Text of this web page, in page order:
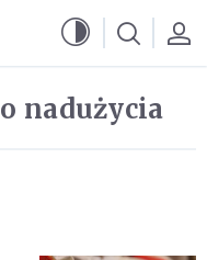
nadużycia